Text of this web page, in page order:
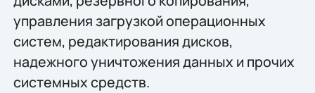
управления загрузкой операционных
систем, редактирования дисков,
надежного уничтожения данных и прочих
системных средств.